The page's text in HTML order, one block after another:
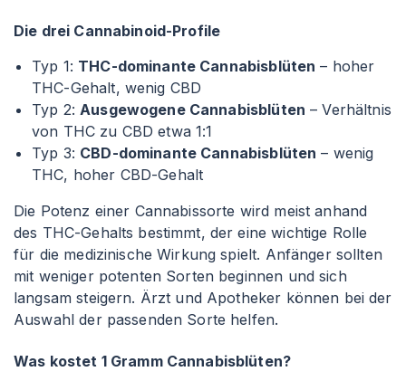
Die drei Cannabinoid-Profile
Typ 1: THC-dominante Cannabisblüten – hoher
THC-Gehalt, wenig CBD
Typ 2:Ausgewogene Cannabisblüten – Verhältnis
von THC zu CBD etwa 1:1
Typ 3: CBD-dominante Cannabisblüten – wenig
THC, hoher CBD-Gehalt
Die Potenz einer Cannabissorte wird meist anhand
des THC-Gehalts bestimmt, der eine wichtige Rolle
für die medizinische Wirkung spielt. Anfänger sollten
mit weniger potenten Sorten beginnen und sich
langsam steigern. Ärzt und Apotheker können bei der
Auswahl der passenden Sorte helfen.
Was kostet 1 Gramm Cannabisblüten?